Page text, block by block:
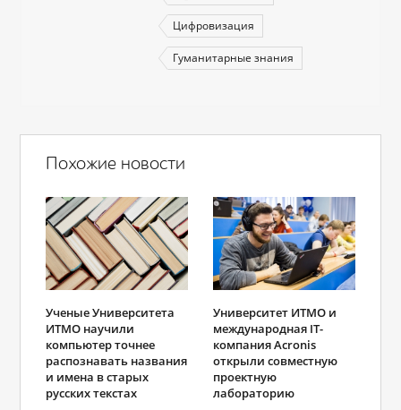
Цифровизация
Гуманитарные знания
Похожие новости
Ученые Университета
ИТМО научили
компьютер точнее
распознавать названия
и имена в старых
русских текстах
Университет ИТМО и
международная IT-
компания Acronis
открыли совместную
проектную
лабораторию